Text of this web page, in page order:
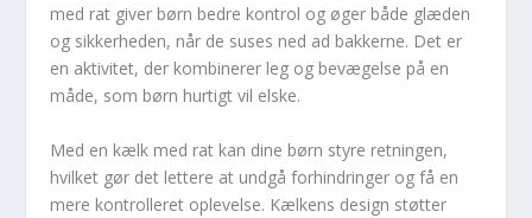
med rat giver børn bedre kontrol og øger både glæden
og sikkerheden, når de suses ned ad bakkerne. Det er
en aktivitet, der kombinerer leg og bevægelse på en
måde, som børn hurtigt vil elske.
Med en kælk med rat kan dine børn styre retningen,
hvilket gør det lettere at undgå forhindringer og få en
mere kontrolleret oplevelse. Kælkens design støtter